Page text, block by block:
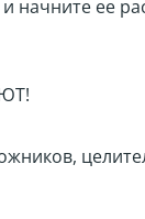
начните ее